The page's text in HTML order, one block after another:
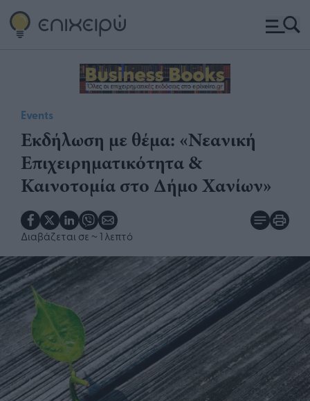
Events
Εκδήλωση με θέμα: «Νεανική
Επιχειρηματικότητα &
Καινοτομία στο Δήμο Χανίων»
Διαβάζεται σε ~ 1 λεπτό